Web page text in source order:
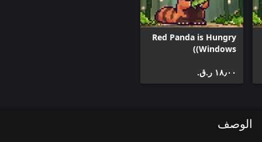
Red Panda is Hungry
(Windows)
١٨٫٠٠ ر.ق.‏
الوصف